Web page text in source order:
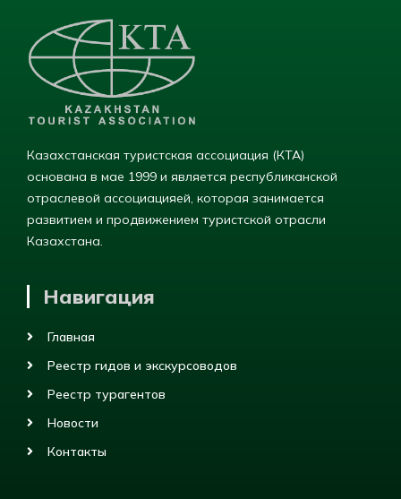
Казахстанская туристская ассоциация (КТА)
основана в мае 1999 и является республиканской
отраслевой ассоциацияей, которая занимается
развитием и продвижением туристской отрасли
Казахстана.
Навигация
Главная
Реестр гидов и экскурсоводов
Реестр турагентов
Новости
Контакты